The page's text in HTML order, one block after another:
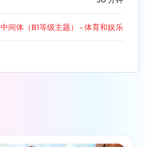
中间体（B1等级主题） - 体育和娱乐